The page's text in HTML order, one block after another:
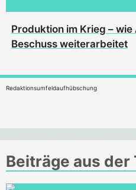
Produktion im Krieg –
Beschuss weiterarbeitet
Redaktionsumfeldaufhübschung
Beiträge aus